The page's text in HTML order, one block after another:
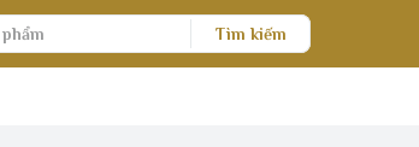
Tìm kiếm